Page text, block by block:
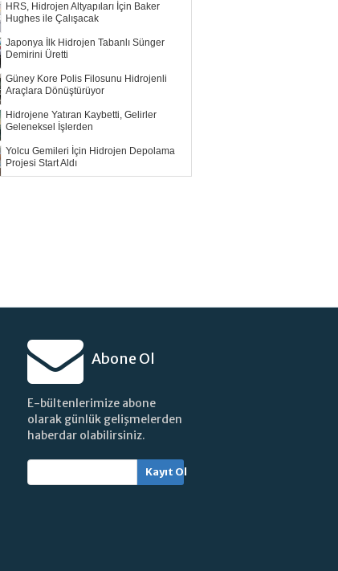
HRS, Hidrojen Altyapıları İçin Baker
Hughes ile Çalışacak
Japonya İlk Hidrojen Tabanlı Sünger
Demirini Üretti
Güney Kore Polis Filosunu Hidrojenli
Araçlara Dönüştürüyor
Hidrojene Yatıran Kaybetti, Gelirler
Geleneksel İşlerden
Yolcu Gemileri İçin Hidrojen Depolama
Projesi Start Aldı
Abone Ol
E-bültenlerimize abone
olarak günlük gelişmelerden
haberdar olabilirsiniz.
Kayıt Ol